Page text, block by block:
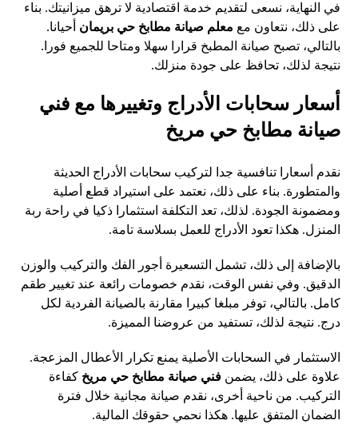
في النهاية، نسعى لتقديم خدمة اقتصادية لا ترهق ميزانيتك. بناء
على ذلك، نتعاون مع معلم صيانة مطابخ حي بريمان أحيانا.
بالتالي، تصبح صيانة المطبخ قرارا سهلا ومتاحا للجميع فورا.
نتيجة لذلك، تحافظ على جودة منزلك.
أسعار سحابات الأدراج وتغييرها مع فني
صيانة مطابخ حي مريخ
نقدم أسعارا تنافسية جدا لتركيب سحابات الأدراج الحديثة
والمتطورة. بناء على ذلك، نعتمد على استيراد قطع أصلية
ومضمونة الجودة. لذلك، تعد التكلفة استثمارا ذكيا في راحة ربة
المنزل. هكذا تعود الأدراج للعمل بسلاسة تامة.
بالإضافة إلى ذلك، تشمل التسعيرة أجور الفك والتركيب والوزن
الدقيق. وفي نفس الوقت، نقدم خصومات رائعة عند تغيير طقم
كامل. بالتالي، توفر مبلغا كبيرا مقارنة بالصيانة الفردية لكل
درج. نتيجة لذلك، تستفيد من عروضنا المميزة.
الاستثمار في السحابات الأصلية يمنع تكرار الأعطال المزعجة.
علاوة على ذلك، يضمنفني صيانة مطابخ حي مريخ كفاءة
التركيب. من ناحية أخرى، نقدم صيانة مجانية خلال فترة
الضمان المتفق عليها. هكذا نحمي حقوقك المالية.